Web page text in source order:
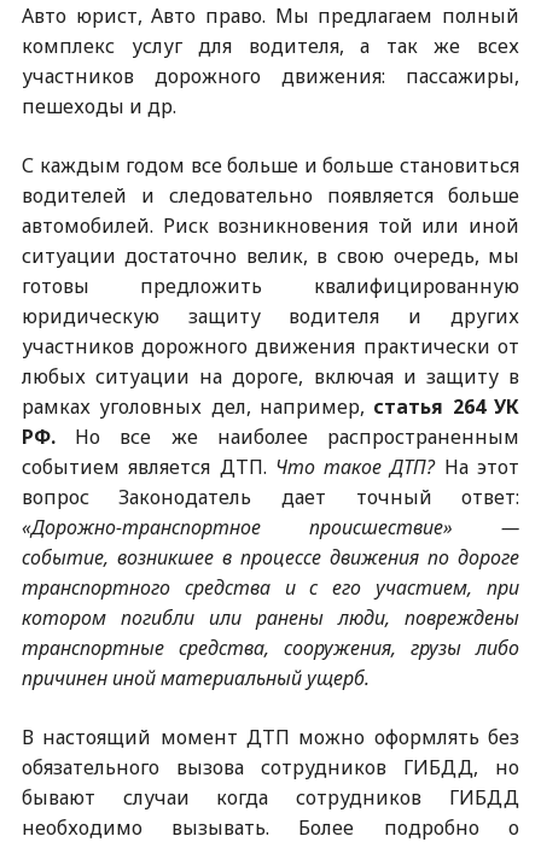
Авто юрист, Авто право. Мы предлагаем полный
комплекс услуг для водителя, а так же всех
участников дорожного движения: пассажиры,
пешеходы и др.
С каждым годом все больше и больше становиться
водителей и следовательно появляется больше
автомобилей. Риск возникновения той или иной
ситуации достаточно велик, в свою очередь, мы
готовы предложить квалифицированную
юридическую защиту водителя и других
участников дорожного движения практически от
любых ситуации на дороге, включая и защиту в
рамках уголовных дел, например, статья 264 УК
РФ. Но все же наиболее распространенным
событием является ДТП. Что такое ДТП?На этот
вопрос Законодатель дает точный ответ:
«Дорожно-транспортное происшествие» —
событие, возникшее в процессе движения по дороге
транспортного средства и с его участием, при
котором погибли или ранены люди, повреждены
транспортные средства, сооружения, грузы либо
причинен иной материальный ущерб.
В настоящий момент ДТП можно оформлять без
обязательного вызова сотрудников ГИБДД, но
бывают случаи когда сотрудников ГИБДД
необходимо вызывать. Более подробно о